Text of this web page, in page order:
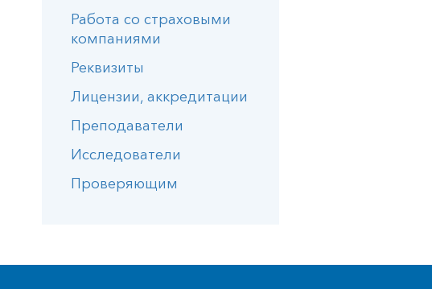
Работа со страховыми
компаниями
Реквизиты
Лицензии, аккредитации
Преподаватели
Исследователи
Проверяющим